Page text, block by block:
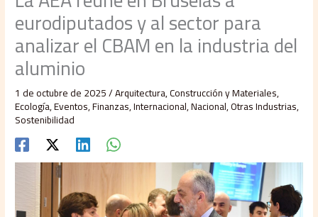
eurodiputados y al sector para
analizar el CBAM en la industria del
aluminio
1 de octubre de 2025/Arquitectura,Construcción y Materiales,
Ecología,Eventos,Finanzas,Internacional,Nacional,Otras Industrias,
Sostenibilidad